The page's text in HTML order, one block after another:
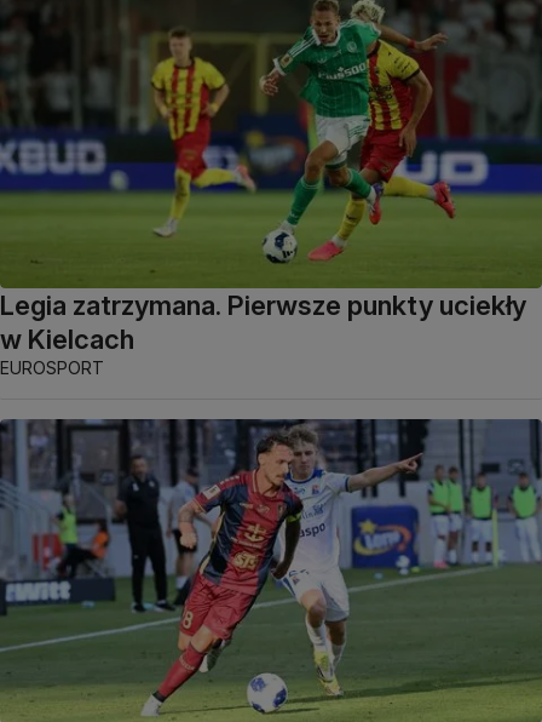
Legia zatrzymana. Pierwsze punkty uciekły
w Kielcach
EUROSPORT